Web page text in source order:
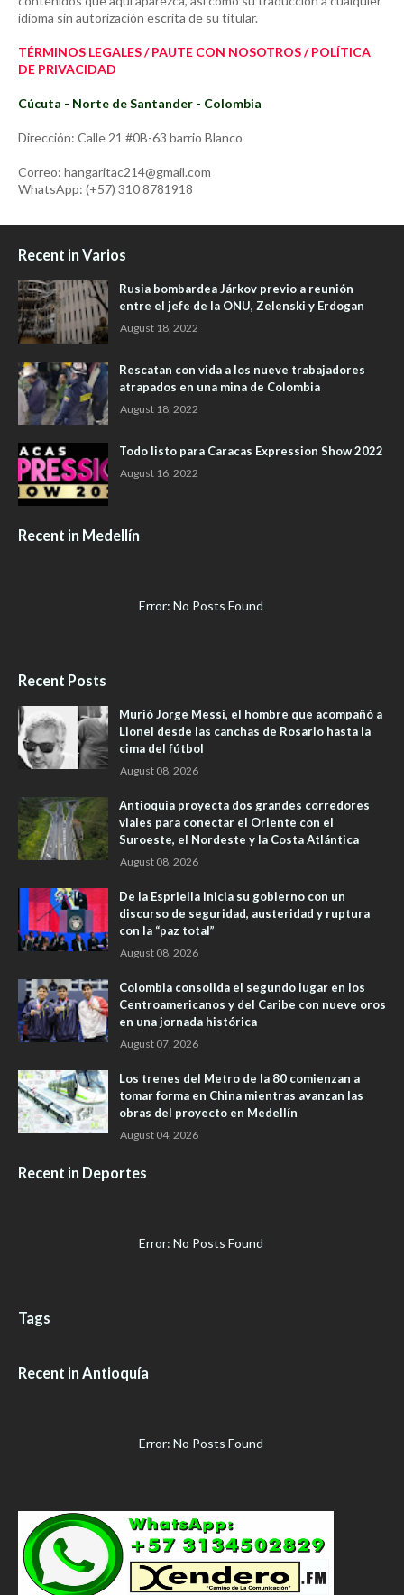
idioma sin autorización escrita de su titular.
TÉRMINOS LEGALES / PAUTE CON NOSOTROS / POLÍTICA
DE PRIVACIDAD
Cúcuta - Norte de Santander - Colombia
Dirección: Calle 21 #0B-63 barrio Blanco
Correo: hangaritac214@gmail.com
WhatsApp: (+57) 310 8781918
Recent in Varios
Rusia bombardea Járkov previo a reunión
entre el jefe de la ONU, Zelenski y Erdogan
August 18, 2022
Rescatan con vida a los nueve trabajadores
atrapados en una mina de Colombia
August 18, 2022
Todo listo para Caracas Expression Show 2022
August 16, 2022
Recent in Medellín
Error: No Posts Found
Recent Posts
Murió Jorge Messi, el hombre que acompañó a
Lionel desde las canchas de Rosario hasta la
cima del fútbol
August 08, 2026
Antioquia proyecta dos grandes corredores
viales para conectar el Oriente con el
Suroeste, el Nordeste y la Costa Atlántica
August 08, 2026
De la Espriella inicia su gobierno con un
discurso de seguridad, austeridad y ruptura
con la “paz total”
August 08, 2026
Colombia consolida el segundo lugar en los
Centroamericanos y del Caribe con nueve oros
en una jornada histórica
August 07, 2026
Los trenes del Metro de la 80 comienzan a
tomar forma en China mientras avanzan las
obras del proyecto en Medellín
August 04, 2026
Recent in Deportes
Error: No Posts Found
Tags
Recent in Antioquía
Error: No Posts Found